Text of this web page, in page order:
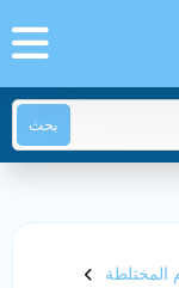
بحث
المختلطة